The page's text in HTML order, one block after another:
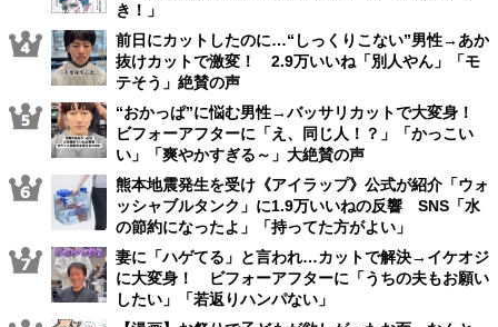
き！」
前日にカットしたのに…“しっくりこない”男性→あか
抜けカットで激変！ 2.9万いいね「別人やん」「モ
テそう」絶賛の声
“おかっぱ”に悩む男性→バッサリカットで大変身！
ビフォーアフターに「え、同じ人！？」「かっこい
い」「爽やかすぎる～」大絶賛の声
熊本地震発生を受け《アイラップ》公式が紹介「ウォ
ッシャブルタンク」に1.9万いいねの反響 SNS「水
の節約になったよ」「持ってた方がよい」
妻に「ハゲてる」と言われ…カットで解決→イケオジ
に大変身！ ビフォーアフターに「うちの夫もお願い
したい」「若返りハンパない」